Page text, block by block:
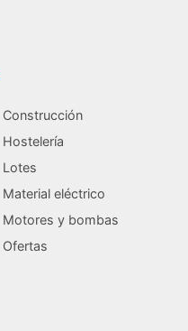
Construcción
Hostelería
Lotes
Material eléctrico
Motores y bombas
Ofertas